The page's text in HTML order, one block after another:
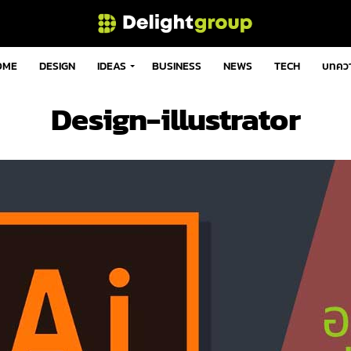
DESIGN IDEAS BUSINESS NEWS TECH บทคว
Design-illustrator